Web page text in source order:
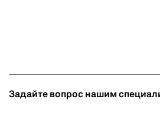
Задайте вопрос нашим